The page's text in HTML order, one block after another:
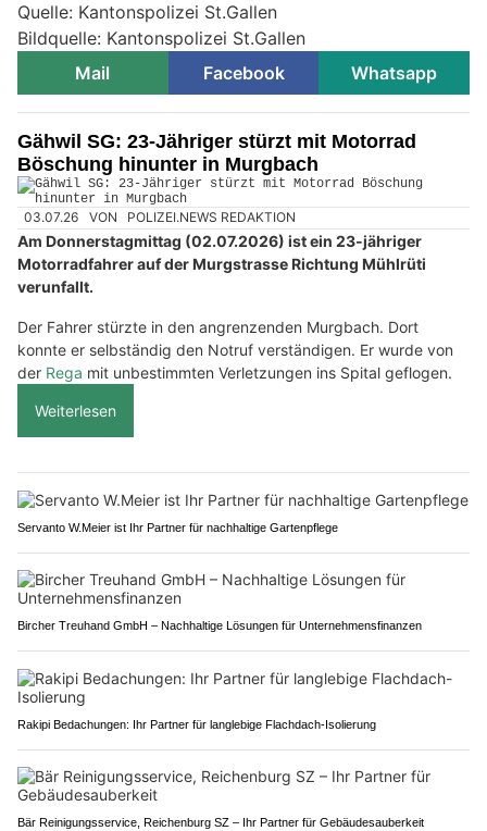
Quelle: Kantonspolizei St.Gallen
Bildquelle: Kantonspolizei St.Gallen
Mail
Facebook Whatsapp
Gähwil SG: 23-Jähriger stürzt mit Motorrad
Böschung hinunter in Murgbach
03.07.26 VON POLIZEI.NEWS REDAKTION
Am Donnerstagmittag (02.07.2026) ist ein 23-jähriger
Motorradfahrer auf der Murgstrasse Richtung Mühlrüti
verunfallt.
Der Fahrer stürzte in den angrenzenden Murgbach. Dort
konnte er selbständig den Notruf verständigen. Er wurde von
der Rega mit unbestimmten Verletzungen ins Spital geflogen.
Weiterlesen
Servanto W.Meier ist Ihr Partner für nachhaltige Gartenpflege
Bircher Treuhand GmbH – Nachhaltige Lösungen für Unternehmensfinanzen
Rakipi Bedachungen: Ihr Partner für langlebige Flachdach-Isolierung
Bär Reinigungsservice, Reichenburg SZ – Ihr Partner für Gebäudesauberkeit